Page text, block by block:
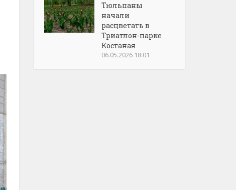
Тюльпаны
начали
расцветать в
Триатлон-парке
Костаная
06.05.2026 18:01